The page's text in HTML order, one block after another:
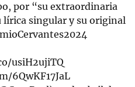
por “su extraordinaria
lírica singular y su original
usiH2ujiTQ
6QwKF17JaL